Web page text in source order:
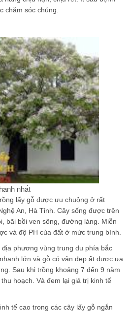
chăm sóc chúng.
nhất
lấy gỗ được ưu chuộng ở rất
An, Hà Tỉnh. Cây sống được trên
bãi bồi ven sông, đường làng. Miễn
và độ PH của đất ở mức trung bình.
phương vùng trung du phía bắc
lớn và gỗ có vân đẹp ất được ưa
Sau khi trồng khoảng 7 đến 9 năm
hoạch. Và đem lại giá trị kinh tế
tế cao trong các cây lấy gỗ ngắn